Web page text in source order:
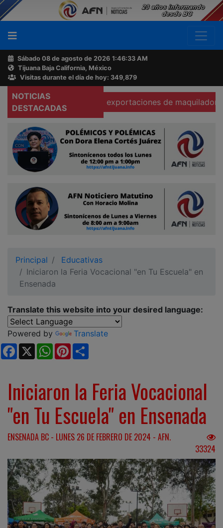
Sábado 08 de agosto de 2026 1:46:34 AM
Tijuana Baja California, México
Visitas durante el día de hoy: 349,879
NOTICIAS
DESTACADAS
Se hunden 37% exportaciones de maquiladoras en
Principal
Educativas
Iniciaron la Feria Vocacional "en Tu Escuela" en
Ensenada
Translate this website into your desired language:
Powered by
Translate
Facebook
X WhatsApp
Pinterest
Iniciaron la Feria Vocacional
"en Tu Escuela" en Ensenada
ENSENADA BC - LUNES 26 DE FEBRERO DE 2024 - AFN.
33324
Buscador
Acerca
de
AFN
Ventas
Contacto
Reportero
Ciudadano